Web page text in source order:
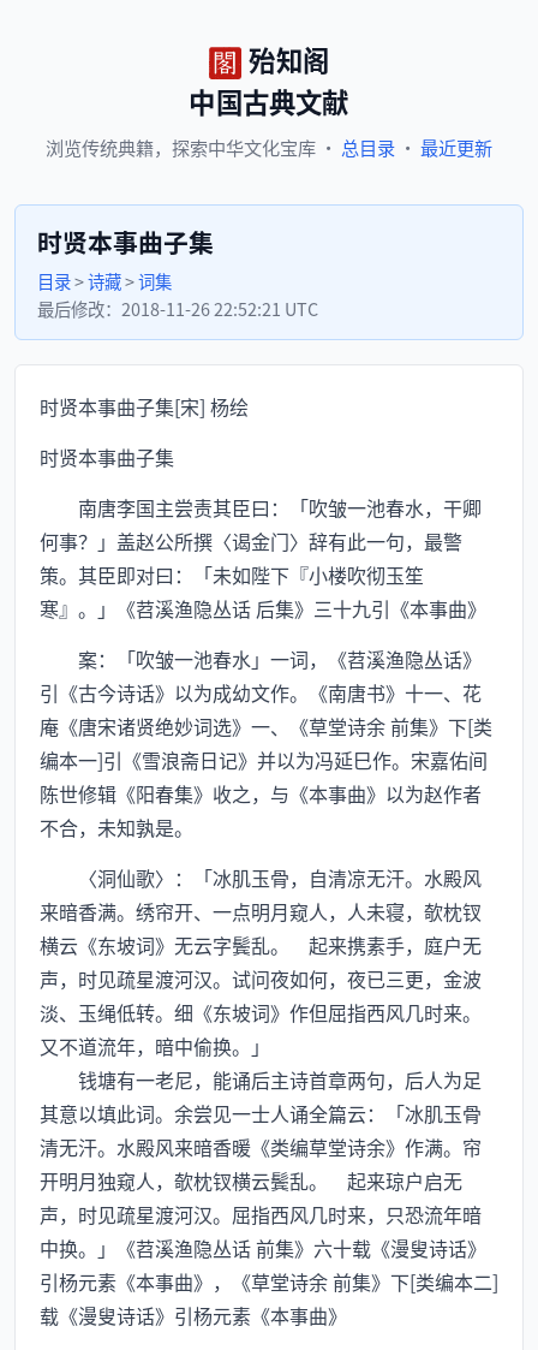
殆知阁
中国古典文献
浏览传统典籍， 探索中华文化宝库 · 总目录 · 最近更新
时贤本事曲子集
目录>诗藏>词集
最后修改： 2018-11-26 22:52:21 UTC
时贤本事曲子集[宋] 杨绘
时贤本事曲子集
南唐李国主尝责其臣曰：「吹皱一池春水，干卿
何事？」盖赵公所撰〈谒金门〉辞有此一句，最警
策。其臣即对曰：「未如陛下『小楼吹彻玉笙
寒』。」《苕溪渔隐丛话 后集》三十九引《本事曲》
案：「吹皱一池春水」一词，《苕溪渔隐丛话》
引《古今诗话》以为成幼文作。《南唐书》十一、花
庵《唐宋诸贤绝妙词选》一、《草堂诗余 前集》下[类
编本一]引《雪浪斋日记》并以为冯延巳作。宋嘉佑间
陈世修辑《阳春集》收之，与《本事曲》以为赵作者
不合，未知孰是。
〈洞仙歌〉：「冰肌玉骨，自清凉无汗。水殿风
来暗香满。绣帘开、一点明月窥人，人未寝，欹枕钗
横云《东坡词》无云字鬓乱。 起来携素手，庭户无
声，时见疏星渡河汉。试问夜如何，夜已三更，金波
淡、玉绳低转。细《东坡词》作但屈指西风几时来。
又不道流年，暗中偷换。」
钱塘有一老尼，能诵后主诗首章两句，后人为足
其意以填此词。余尝见一士人诵全篇云：「冰肌玉骨
清无汗。水殿风来暗香暖《类编草堂诗余》作满。帘
开明月独窥人，欹枕钗横云鬓乱。 起来琼户启无
声，时见疏星渡河汉。屈指西风几时来，只恐流年暗
中换。」《苕溪渔隐丛话 前集》六十载《漫叟诗话》
引杨元素《本事曲》，《草堂诗余 前集》下[类编本二]
载《漫叟诗话》引杨元素《本事曲》